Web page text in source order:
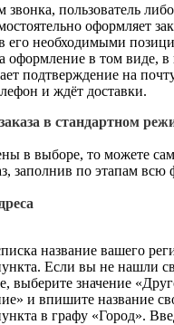
звонка, пользователь
оформляет
его необходимыми
оформление в том виде, в
подтверждение на
и ждёт доставки.
в стандартном
в выборе, то можете
заполнив по этапам всю
название вашего
Если вы не нашли
выберите значение
и впишите название
в графу «Город».